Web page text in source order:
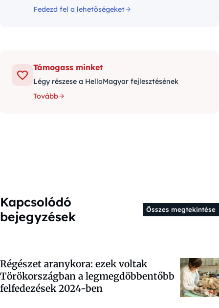
Fedezd fel a lehetőségeket
Támogass minket
Légy részese a HelloMagyar fejlesztésének
Tovább
Kapcsolódó
bejegyzések
Összes megtekintése
Régészet aranykora: ezek voltak
Törökországban a legmegdöbbentőbb
felfedezések 2024-ben